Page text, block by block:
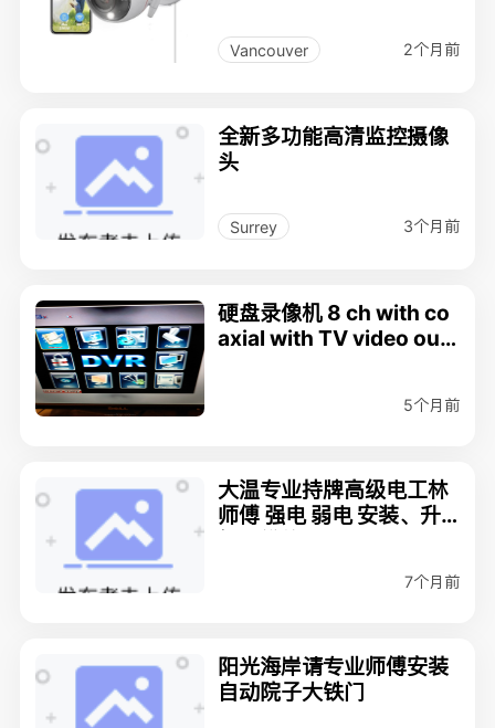
Vancouver 2个月前
全新多功能高清监控摄像
头
Surrey 3个月前
硬盘录像机 8 ch with co
axial with TV video out
5个月前
大温专业持牌高级电工林
师傅 强电 弱电 安装、升
7个月前
阳光海岸请专业师傅安装
自动院子大铁门